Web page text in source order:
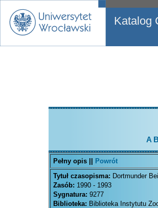
Katalog
A B
Pełny opis ||
Powrót
Tytuł czasopisma: Dortmunder
Zasób: 1990 - 1993
Sygnatura: 9277
Biblioteka: Biblioteka Instytutu